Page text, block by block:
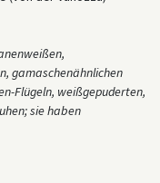
gamaschenähnlichen
Flügeln, weißgepuderten,
sie haben